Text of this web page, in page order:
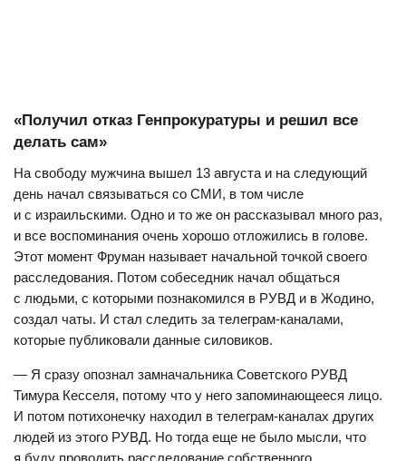
«Получил отказ Генпрокуратуры и решил все
делать сам»
На свободу мужчина вышел 13 августа и на следующий
день начал связываться со СМИ, в том числе
и с израильскими. Одно и то же он рассказывал много раз,
и все воспоминания очень хорошо отложились в голове.
Этот момент Фруман называет начальной точкой своего
расследования. Потом собеседник начал общаться
с людьми, с которыми познакомился в РУВД и в Жодино,
создал чаты. И стал следить за телеграм-каналами,
которые публиковали данные силовиков.
— Я сразу опознал замначальника Советского РУВД
Тимура Кесселя, потому что у него запоминающееся лицо.
И потом потихонечку находил в телеграм-каналах других
людей из этого РУВД. Но тогда еще не было мысли, что
я буду проводить расследование собственного